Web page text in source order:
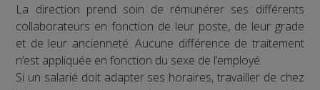
La direction prend soin de rémunérer ses différents
collaborateurs en fonction de leur poste, de leur grade
et de leur ancienneté. Aucune différence de traitement
n’est appliquée en fonction du sexe de l’employé.
Si un salarié doit adapter ses horaires, travailler de chez